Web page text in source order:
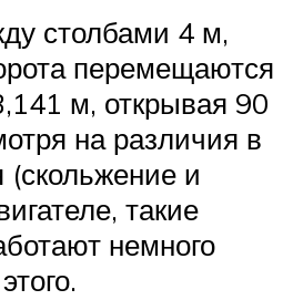
столбами 4 м,
перемещаются
м, открывая 90
на различия в
и
такие
немного